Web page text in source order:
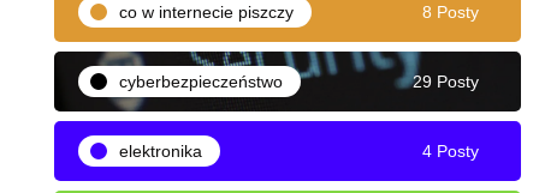
co w internecie piszczy 8 Posty
cyberbezpieczeństwo 29 Posty
elektronika 4 Posty